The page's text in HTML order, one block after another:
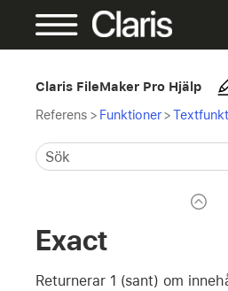
Claris FileMaker Pro Hjälp
Referens > Funktioner>
Exact
Returnerar 1 (sant) om